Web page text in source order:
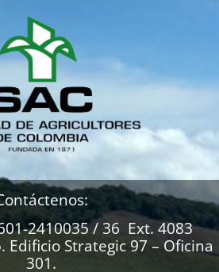
2410035 / 36 Ext. 4083
Edificio Strategic 97 – Oficina
301.